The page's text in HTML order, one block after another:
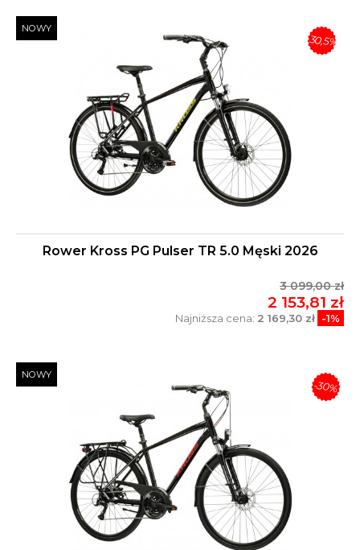
Rower Kross PG Pulser TR 5.0 Męski 2026
3 099,00 zł
2 153,81 zł
Najniższa cena: 2 169,30 zł -1%
NOWY
-30,5%
NOWY
-30%